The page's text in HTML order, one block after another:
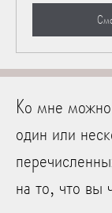
Ко мне можно
один или
на то, что вы